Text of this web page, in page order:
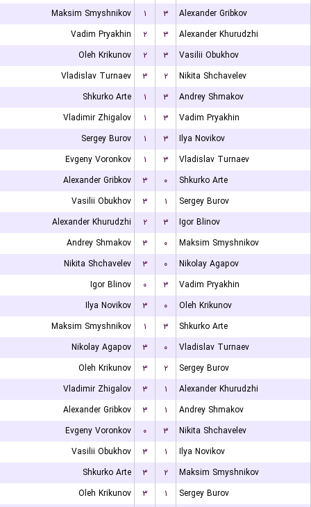
Maksim Smyshnikov
۱ ۳
Alexander Gribkov
Vadim Pryakhin
۲ ۳
Alexander Khurudzhi
Oleh Krikunov
۲ ۳
Vasilii Obukhov
Vladislav Turnaev
۳ ۲
Nikita Shchavelev
Shkurko Arte
۱ ۳
Andrey Shmakov
Vladimir Zhigalov
۱ ۳
Vadim Pryakhin
Sergey Burov
۱ ۳
Ilya Novikov
Evgeny Voronkov
۱ ۳
Vladislav Turnaev
Alexander Gribkov
۳ ۰
Shkurko Arte
Vasilii Obukhov
۳ ۱
Sergey Burov
Alexander Khurudzhi
۲ ۳
Igor Blinov
Andrey Shmakov
۳ ۰
Maksim Smyshnikov
Nikita Shchavelev
۳ ۰
Nikolay Agapov
Igor Blinov
۰ ۳
Vadim Pryakhin
Ilya Novikov
۳ ۰
Oleh Krikunov
Maksim Smyshnikov
۱ ۳
Shkurko Arte
Nikolay Agapov
۳ ۰
Vladislav Turnaev
Oleh Krikunov
۳ ۲
Sergey Burov
Vladimir Zhigalov
۳ ۱
Alexander Khurudzhi
Alexander Gribkov
۳ ۱
Andrey Shmakov
Evgeny Voronkov
۰ ۳
Nikita Shchavelev
Vasilii Obukhov
۳ ۱
Ilya Novikov
Shkurko Arte
۳ ۲
Maksim Smyshnikov
Oleh Krikunov
۳ ۱
Sergey Burov